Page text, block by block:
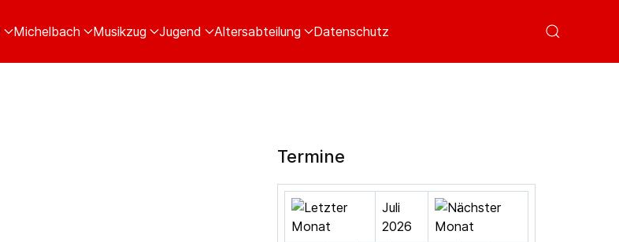
Michelbach Musikzug Jugend Altersabteilung Datenschutz
Termine
Juli
2026